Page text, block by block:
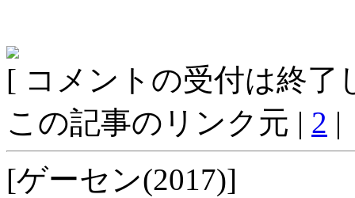
[ コメントの受付は終了
この記事のリンク元 | 2 |
[ゲーセン(2017)]